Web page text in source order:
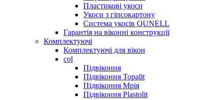
Пластикові укоси
Укоси з гіпсокартону
Система укосів QUNELL
Гарантія на віконні конструкції
Комплектуючі
Комплектуючі для вікон
col
Підвіконня
Підвіконня Topalit
Підвіконня Мрія
Підвіконня Plastolit